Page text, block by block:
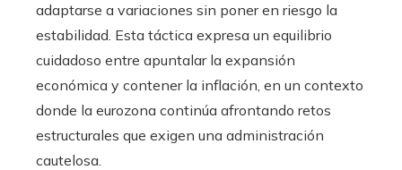
adaptarse a variaciones sin poner en riesgo la
estabilidad. Esta táctica expresa un equilibrio
cuidadoso entre apuntalar la expansión
económica y contener la inflación, en un contexto
donde la eurozona continúa afrontando retos
estructurales que exigen una administración
cautelosa.